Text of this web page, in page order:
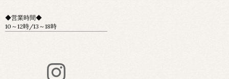
◆営業時間◆
10～12時/13～18時